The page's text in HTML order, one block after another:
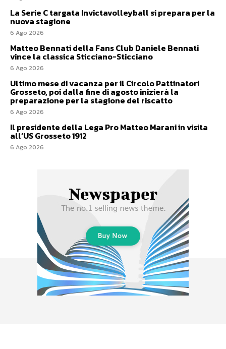
La Serie C targata Invictavolleyball si prepara per la
nuova stagione
6 Ago 2026
Matteo Bennati della Fans Club Daniele Bennati
vince la classica Sticciano-Sticciano
6 Ago 2026
Ultimo mese di vacanza per il Circolo Pattinatori
Grosseto, poi dalla fine di agosto inizierà la
preparazione per la stagione del riscatto
6 Ago 2026
Il presidente della Lega Pro Matteo Marani in visita
all’US Grosseto 1912
6 Ago 2026